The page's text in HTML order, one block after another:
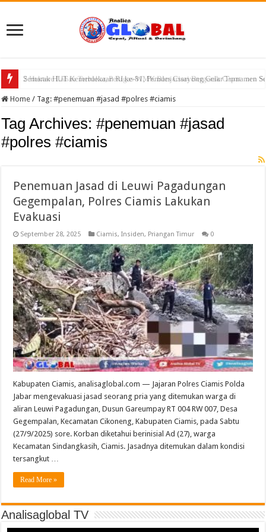
Semarak HUT Kemerdekaan RI ke-81, Pemdes Cisayong Gelar Turnamen
Home / Tag:#penemuan #jasad #polres #ciamis
Tag Archives:#penemuan #jasad
#polres #ciamis
Penemuan Jasad di Leuwi Pagadungan
Gegempalan, Polres Ciamis Lakukan
Evakuasi
September 28, 2025 Ciamis,Insiden, Priangan Timur 0
Kabupaten Ciamis, analisaglobal.com — Jajaran Polres Ciamis Polda
Jabar mengevakuasi jasad seorang pria yang ditemukan warga di
aliran Leuwi Pagadungan, Dusun Gareumpay RT 004 RW 007, Desa
Gegempalan, Kecamatan Cikoneng, Kabupaten Ciamis, pada Sabtu
(27/9/2025) sore. Korban diketahui berinisial Ad (27), warga
Kecamatan Sindangkasih, Ciamis. Jasadnya ditemukan dalam kondisi
tersangkut …
Read More »
Analisaglobal TV